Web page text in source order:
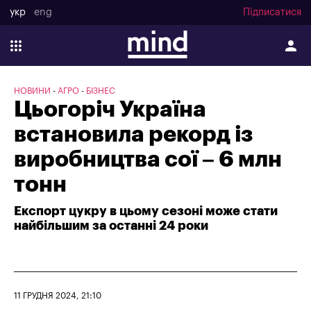
укр eng Підписатися
НОВИНИ АГРО БІЗНЕС
Цьогоріч Україна
встановила рекорд із
виробництва сої – 6 млн
тонн
Експорт цукру в цьому сезоні може стати
найбільшим за останні 24 роки
11 ГРУДНЯ 2024, 21:10